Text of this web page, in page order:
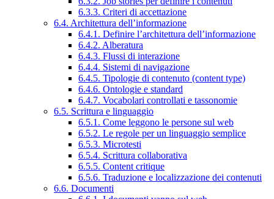
6.3.3. Criteri di accettazione
6.4. Architettura dell’informazione
6.4.1. Definire l’architettura dell’informazione
6.4.2. Alberatura
6.4.3. Flussi di interazione
6.4.4. Sistemi di navigazione
6.4.5. Tipologie di contenuto (content type)
6.4.6. Ontologie e standard
6.4.7. Vocabolari controllati e tassonomie
6.5. Scrittura e linguaggio
6.5.1. Come leggono le persone sul web
6.5.2. Le regole per un linguaggio semplice
6.5.3. Microtesti
6.5.4. Scrittura collaborativa
6.5.5. Content critique
6.5.6. Traduzione e localizzazione dei contenuti
6.6. Documenti